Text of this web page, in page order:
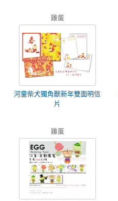
雞蛋
河童柴犬獨角獸新年雙面明信
片
雞蛋